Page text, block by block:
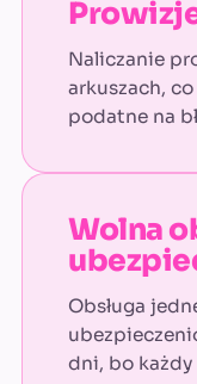
Naliczanie
arkuszach, co
podatne na
Wolna
Obsługa
dni, bo każdy